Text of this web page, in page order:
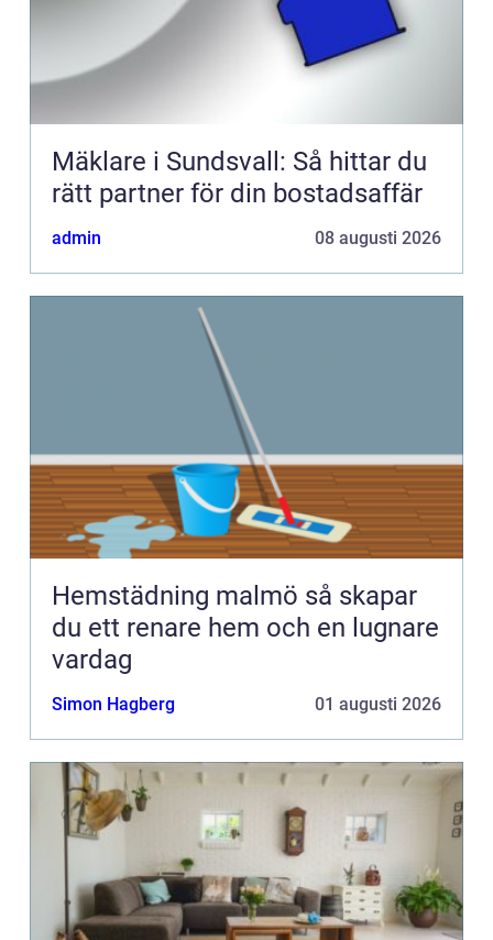
Mäklare i Sundsvall: Så hittar du
rätt partner för din bostadsaffär
admin 08 augusti 2026
Hemstädning malmö så skapar
du ett renare hem och en lugnare
vardag
Simon Hagberg 01 augusti 2026